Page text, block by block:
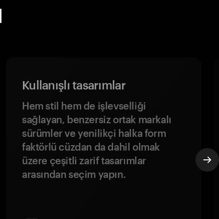
Kullanışlı tasarımlar
Hem stil hem de işlevselliği
sağlayan, benzersiz ortak markalı
sürümler ve yenilikçi halka form
faktörlü cüzdan da dahil olmak
üzere çeşitli zarif tasarımlar
arasından seçim yapın.